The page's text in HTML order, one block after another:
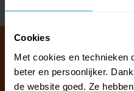
Cookies
Met cookies en technieken
beter en persoonlijker.
de website goed. Ze